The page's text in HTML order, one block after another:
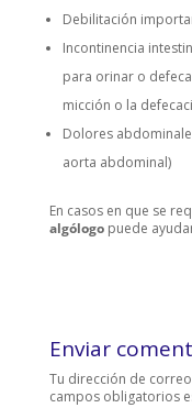
Debilitación
Incontinencia
para orinar o
micción o la
Dolores
aorta abdominal)
En casos en que se
algólogopuede
Enviar
Tu dirección de
campos obligatorios